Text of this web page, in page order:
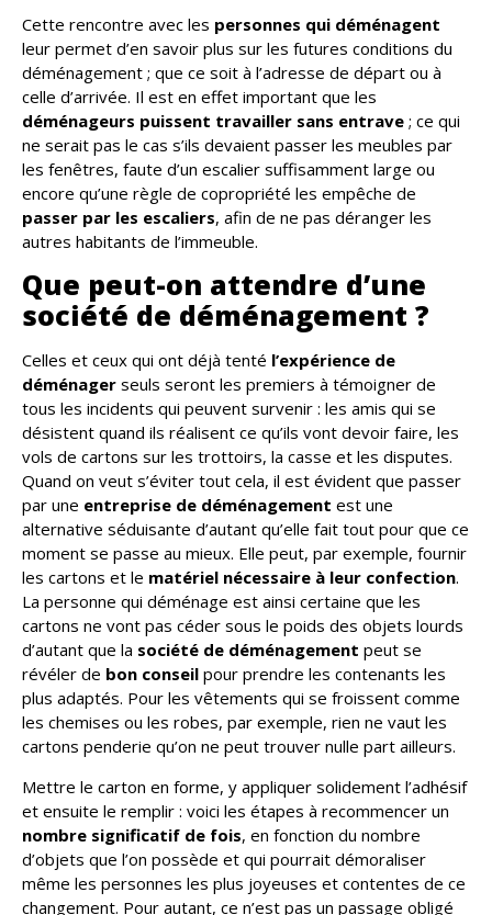
Cette rencontre avec les personnes qui déménagent
leur permet d’en savoir plus sur les futures conditions du
déménagement ; que ce soit à l’adresse de départ ou à
celle d’arrivée. Il est en effet important que les
déménageurs puissent travailler sans entrave ; ce qui
ne serait pas le cas s’ils devaient passer les meubles par
les fenêtres, faute d’un escalier suffisamment large ou
encore qu’une règle de copropriété les empêche de
passer par les escaliers, afin de ne pas déranger les
autres habitants de l’immeuble.
Que peut-on attendre d’une
société de déménagement ?
Celles et ceux qui ont déjà tenté l’expérience de
déménager seuls seront les premiers à témoigner de
tous les incidents qui peuvent survenir : les amis qui se
désistent quand ils réalisent ce qu’ils vont devoir faire, les
vols de cartons sur les trottoirs, la casse et les disputes.
Quand on veut s’éviter tout cela, il est évident que passer
par une entreprise de déménagement est une
alternative séduisante d’autant qu’elle fait tout pour que ce
moment se passe au mieux. Elle peut, par exemple, fournir
les cartons et le matériel nécessaire à leur confection.
La personne qui déménage est ainsi certaine que les
cartons ne vont pas céder sous le poids des objets lourds
d’autant que la société de déménagement peut se
révéler de bon conseil pour prendre les contenants les
plus adaptés. Pour les vêtements qui se froissent comme
les chemises ou les robes, par exemple, rien ne vaut les
cartons penderie qu’on ne peut trouver nulle part ailleurs.
Mettre le carton en forme, y appliquer solidement l’adhésif
et ensuite le remplir : voici les étapes à recommencer un
nombre significatif de fois, en fonction du nombre
d’objets que l’on possède et qui pourrait démoraliser
même les personnes les plus joyeuses et contentes de ce
changement. Pour autant, ce n’est pas un passage obligé